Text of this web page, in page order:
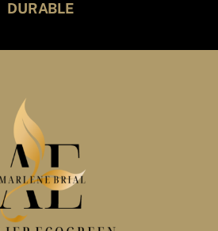
DURABLE